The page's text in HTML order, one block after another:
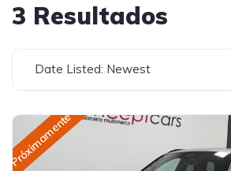
3 Resultados
Date Listed: Newest
Próximamente